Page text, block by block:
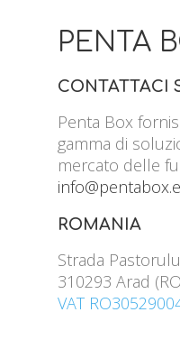
PENTA
CONTATTACI
Penta Box
gamma di
mercato delle
ROMANIA
Strada
310293 Arad
VAT